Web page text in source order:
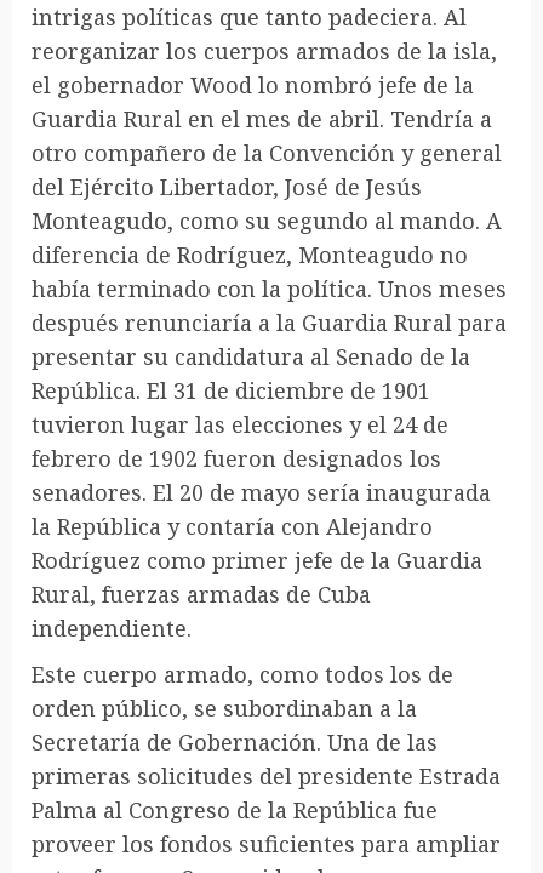
intrigas políticas que tanto padeciera. Al
reorganizar los cuerpos armados de la isla,
el gobernador Wood lo nombró jefe de la
Guardia Rural en el mes de abril. Tendría a
otro compañero de la Convención y general
del Ejército Libertador, José de Jesús
Monteagudo, como su segundo al mando. A
diferencia de Rodríguez, Monteagudo no
había terminado con la política. Unos meses
después renunciaría a la Guardia Rural para
presentar su candidatura al Senado de la
República. El 31 de diciembre de 1901
tuvieron lugar las elecciones y el 24 de
febrero de 1902 fueron designados los
senadores. El 20 de mayo sería inaugurada
la República y contaría con Alejandro
Rodríguez como primer jefe de la Guardia
Rural, fuerzas armadas de Cuba
independiente.
Este cuerpo armado, como todos los de
orden público, se subordinaban a la
Secretaría de Gobernación. Una de las
primeras solicitudes del presidente Estrada
Palma al Congreso de la República fue
proveer los fondos suficientes para ampliar